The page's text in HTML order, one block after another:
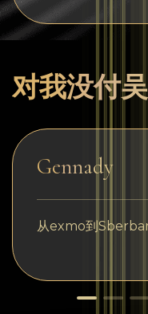
对我没付
Gennady
从exmo到